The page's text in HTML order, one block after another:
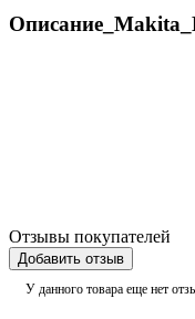
Отзывы покупателей
Добавить отзыв
У данного товара еще нет